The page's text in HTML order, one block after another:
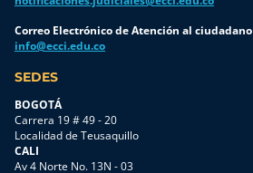
Correo Electrónico de Atención al ciudadano
info@ecci.edu.co
SEDES
BOGOTÁ
Carrera 19 # 49 - 20
Localidad de Teusaquillo
CALI
Av 4 Norte No. 13N - 03